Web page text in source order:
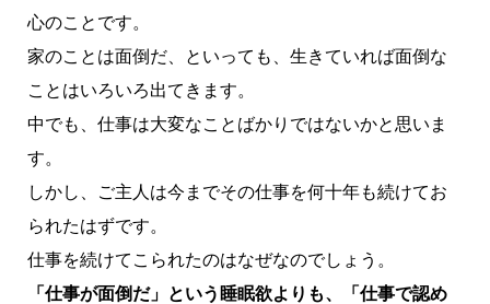
心のことです。
家のことは面倒だ、といっても、生きていれば面倒な
ことはいろいろ出てきます。
中でも、仕事は大変なことばかりではないかと思いま
す。
しかし、ご主人は今までその仕事を何十年も続けてお
られたはずです。
仕事を続けてこられたのはなぜなのでしょう。
「仕事が面倒だ」という睡眠欲よりも、「仕事で認め